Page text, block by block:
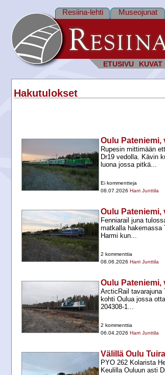
ETUSIVU KUVAT
Resiina-lehti Museojunat
Hakutulokset
Oulu Pateniemi,
Rupesin mittimään
Dr19 vedolla. Kävin
luona jossa pitkä...
Ei kommentteja
08.07.2026 Harri Junttila
Oulu Pateniemi,
Fenniarail juna
matkalla hakemassa
Harmi kun...
2 kommenttia
08.06.2026 Harri Junttila
Oulu Pateniemi,
ArcticRail tavarajuna
kohti Oulua jossa
204308-​1...
2 kommenttia
06.04.2026 Harri Junttila
Välillä Oulu
PYO 262 Kolarista
Keulilla Ouluun asti